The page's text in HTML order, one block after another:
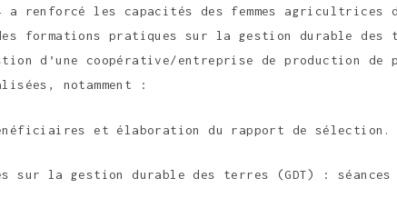
a renforcé les capacités des femmes agricultrices
formations pratiques sur la gestion durable
d’une coopérative/entreprise de production
notamment :
et élaboration du rapport de sélection.
sur la gestion durable des terres (GDT) :